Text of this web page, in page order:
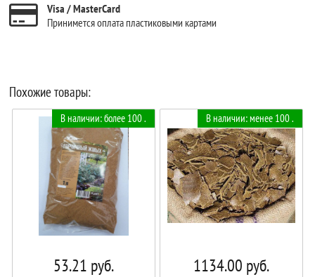
Visa / MasterCard
Принимется оплата пластиковыми картами
Похожие товары:
В наличии: более 100 .
53.21 руб.
В наличии: менее 100 .
1134.00 руб.